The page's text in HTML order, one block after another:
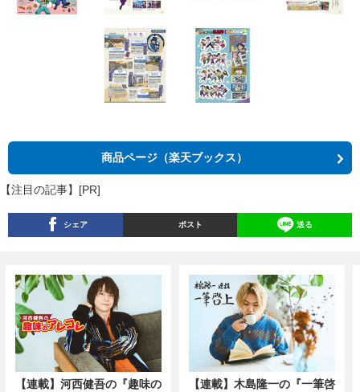
商品ページ（楽天ブックス）
【注目の記事】[PR]
シェア ポスト 送る
【連載】河西健吾の『趣味の
【連載】木島隆一の『一筆啓